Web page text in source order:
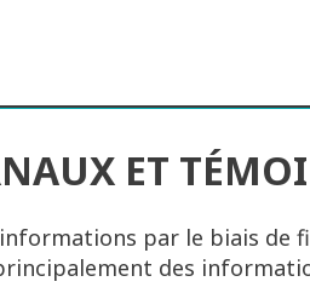
ET
par le biais de
des